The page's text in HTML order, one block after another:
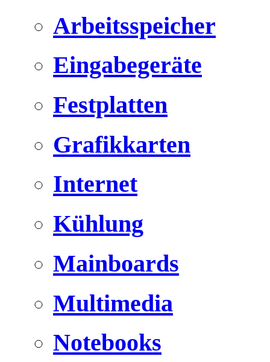
Arbeitsspeicher
Eingabegeräte
Festplatten
Grafikkarten
Internet
Kühlung
Mainboards
Multimedia
Notebooks